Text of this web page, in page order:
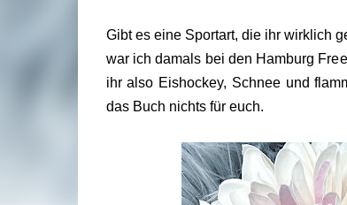
Gibt es eine Sportart, die ihr wirklich
war ich damals bei den Hamburg
ihr also Eishockey, Schnee und
das Buch nichts für euch.